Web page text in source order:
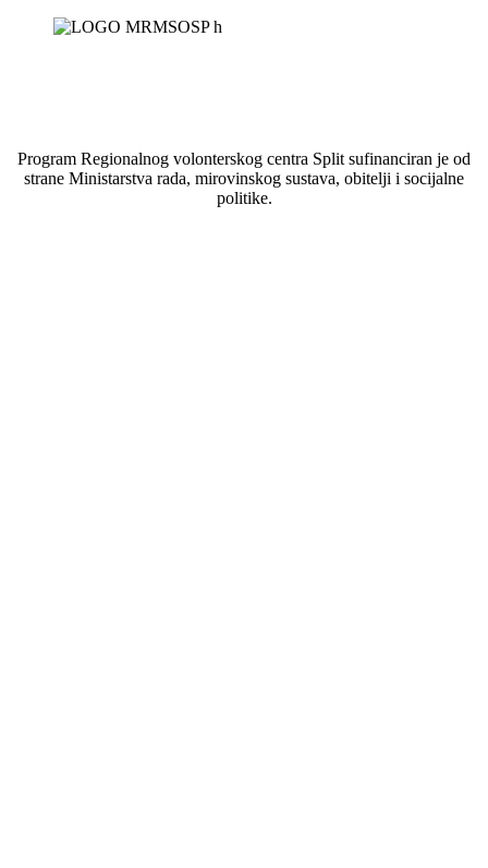
Program Regionalnog volonterskog centra Split sufinanciran je od
strane Ministarstva rada, mirovinskog sustava, obitelji i socijalne
politike.